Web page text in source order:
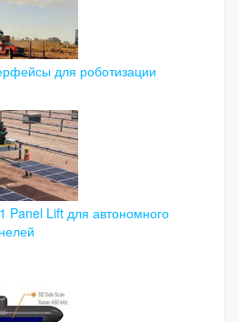
для роботизации
Panel Lift для автономного